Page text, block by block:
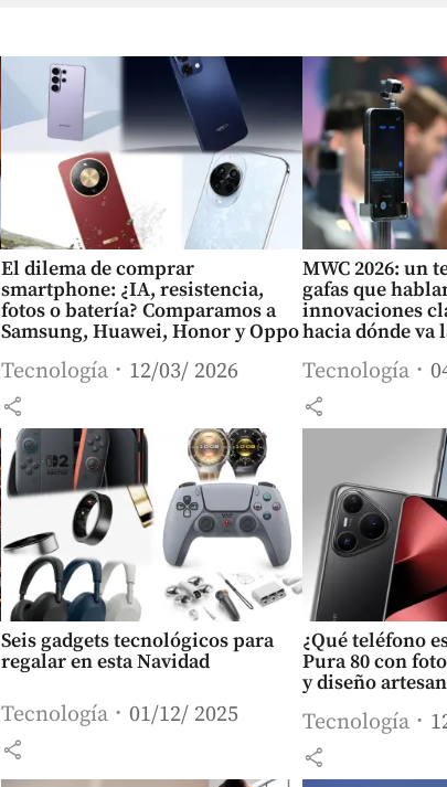
El dilema de comprar
smartphone: ¿IA, resistencia,
fotos o batería? Comparamos a
Samsung, Huawei, Honor y Oppo
Tecnología 12/03/ 2026
share
MWC 2026: un
gafas que
innovaciones
hacia dónde va
Tecnología
share
Seis gadgets tecnológicos para
regalar en esta Navidad
Tecnología 01/12/ 2025
share
¿Qué teléfono
Pura 80 con
y diseño
Tecnología
share